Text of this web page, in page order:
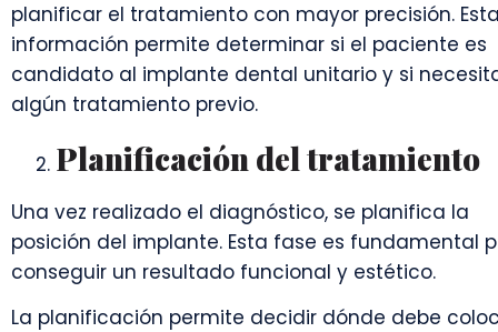
planificar el tratamiento con mayor precisión.
información permite determinar si el paciente es
candidato al implante dental unitario y si
algún tratamiento previo.
Planificación del tratamiento
Una vez realizado el diagnóstico, se planifica la
posición del implante. Esta fase es fundamental
conseguir un resultado funcional y estético.
La planificación permite decidir dónde debe